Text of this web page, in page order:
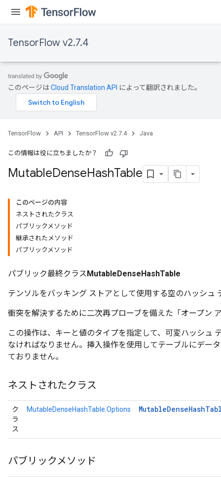
TensorFlow v2.7.4
このページはCloud Translation API によって翻訳されました。
TensorFlow API TensorFlow v2.7.4 Java
この情報は役に立ちましたか？
MutableDenseHashTable
このページの内容
ネストされたクラス
パブリックメソッド
継承されたメソッド
パブリックメソッド
パブリック最終クラスMutableDenseHashTable
テンソルをバッキング ストアとして使用する空のハッシュ
衝突を解決するために二次再プローブを備えた「オープン
この操作は、キーと値のタイプを指定して、可変ハッシュ
なければなりません。挿入操作を使用してテーブルにデー
ておりません。
ネストされたクラス
ク
ラ
ス
MutableDenseHashTable.Options MutableDenseHash
パブリックメソッド